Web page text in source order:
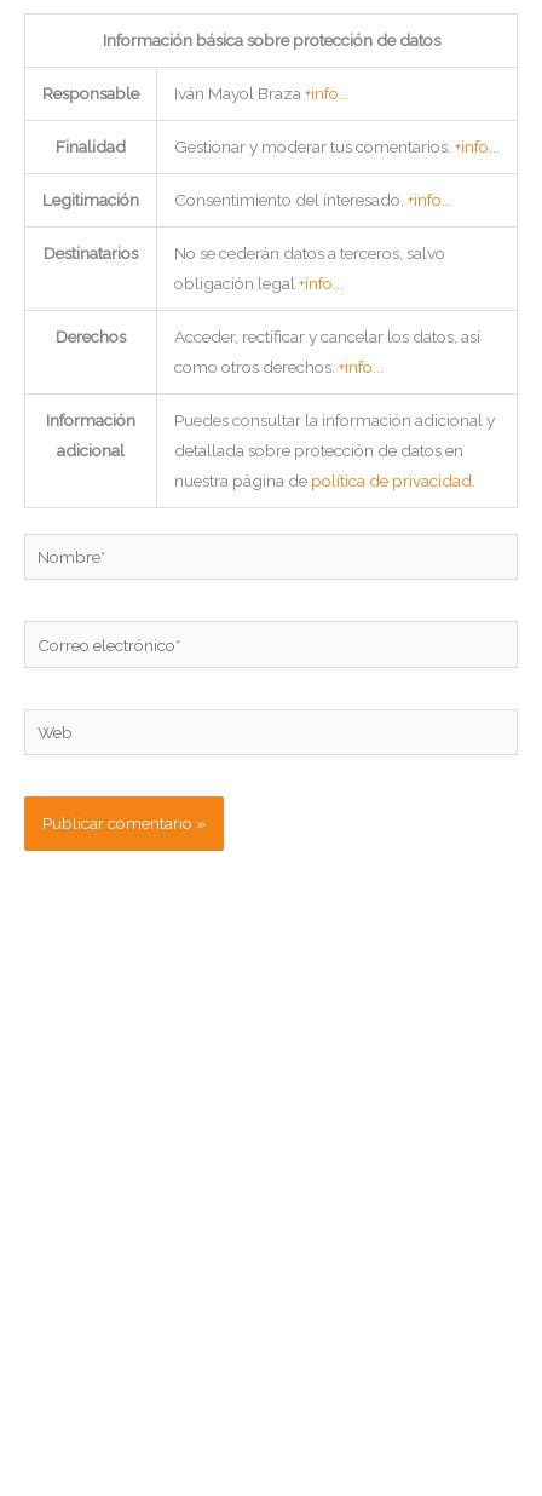
Información básica sobre protección de datos
Responsable Iván Mayol Braza+info...
Finalidad Gestionar y moderar tus comentarios. +info...
Legitimación Consentimiento del interesado. +info...
Destinatarios
No se cederán datos a terceros, salvo
obligación legal+info...
Derechos
Acceder, rectificar y cancelar los datos, así
como otros derechos. +info...
Información
adicional
Puedes consultar la información adicional y
detallada sobre protección de datos en
nuestra página de política de privacidad.
Nombre*
electrónico*